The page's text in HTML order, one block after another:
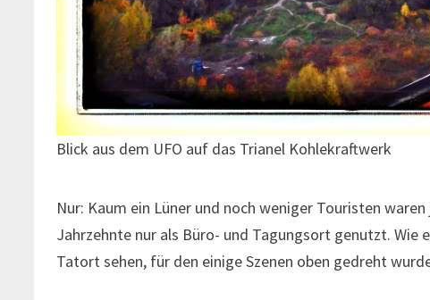
Blick aus dem UFO auf das Trianel Kohlekraftwerk
Nur: Kaum ein Lüner und noch weniger Touristen
Jahrzehnte nur als Büro- und Tagungsort genutzt.
Tatort sehen, für den einige Szenen oben gedreht